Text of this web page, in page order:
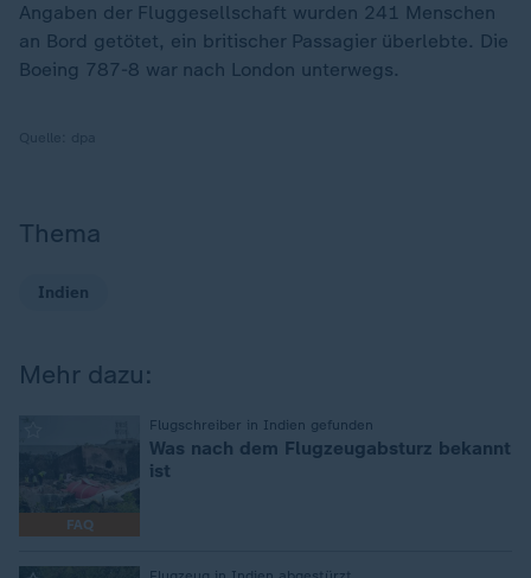
Angaben der Fluggesellschaft wurden 241 Menschen
an Bord getötet, ein britischer Passagier überlebte. Die
Boeing 787-8 war nach London unterwegs.
Thema
Indien
Mehr dazu:
FAQ
Flugschreiber in Indien gefunden
Was nach dem Flugzeugabsturz bekannt
ist